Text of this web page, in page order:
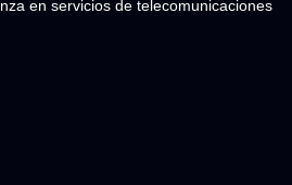
en servicios de telecomunicaciones